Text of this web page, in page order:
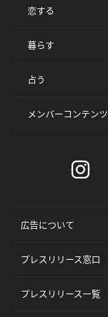
恋する
暮らす
占う
メンバーコンテンツ
広告について
プレスリリース窓口
プレスリリース一覧